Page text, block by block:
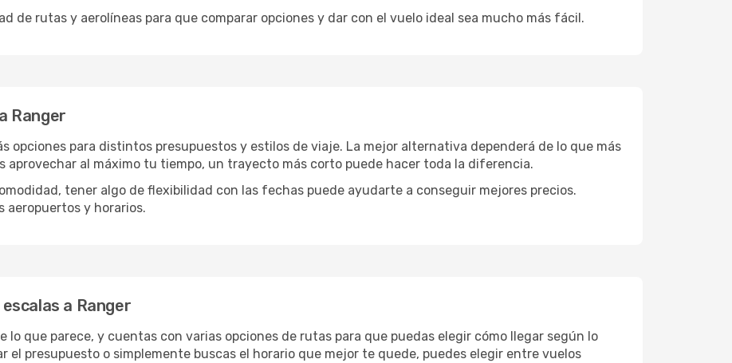
de rutas y aerolíneas para que comparar opciones y dar con el vuelo ideal sea mucho más fácil.
Ranger
opciones para distintos presupuestos y estilos de viaje. La mejor alternativa dependerá de lo que más
aprovechar al máximo tu tiempo, un trayecto más corto puede hacer toda la diferencia.
tener algo de flexibilidad con las fechas puede ayudarte a conseguir mejores precios.
aeropuertos y horarios.
a Ranger
lo que parece, y cuentas con varias opciones de rutas para que puedas elegir cómo llegar según lo
el presupuesto o simplemente buscas el horario que mejor te quede, puedes elegir entre vuelos